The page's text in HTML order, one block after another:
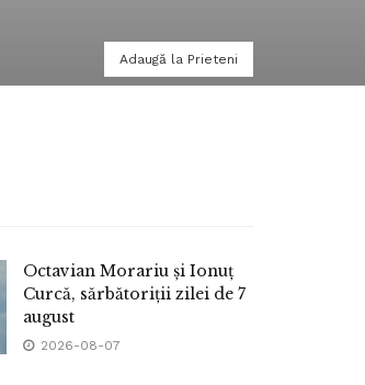
Adaugă la Prieteni
Octavian Morariu și Ionuț
Curcă, sărbătoriții zilei de 7
august
2026-08-07